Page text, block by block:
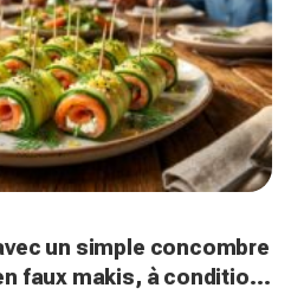
un simple concombre
faux makis, à condition